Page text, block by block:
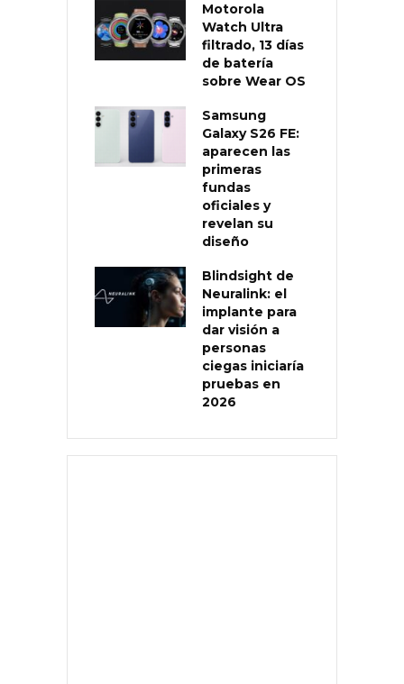
Motorola
Watch Ultra
filtrado, 13 días
de batería
sobre Wear OS
Samsung
Galaxy S26 FE:
aparecen las
primeras
fundas
oficiales y
revelan su
diseño
Blindsight de
Neuralink: el
implante para
dar visión a
personas
ciegas iniciaría
pruebas en
2026